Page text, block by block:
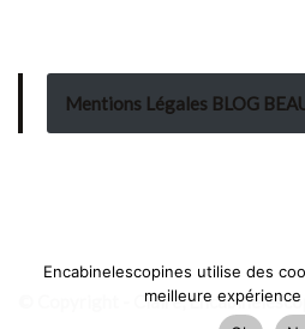
Mentions Légales BLOG
© Copyright - Claire,
Encabinelescopines utilise des
meilleure